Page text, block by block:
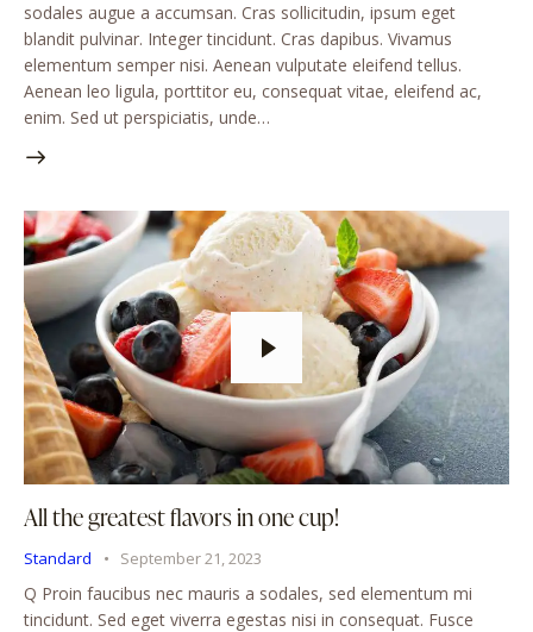
sodales augue a accumsan. Cras sollicitudin, ipsum eget
blandit pulvinar. Integer tincidunt. Cras dapibus. Vivamus
elementum semper nisi. Aenean vulputate eleifend tellus.
Aenean leo ligula, porttitor eu, consequat vitae, eleifend ac,
enim. Sed ut perspiciatis, unde…
All the greatest flavors in one cup!
Standard September 21, 2023
Q Proin faucibus nec mauris a sodales, sed elementum mi
tincidunt. Sed eget viverra egestas nisi in consequat. Fusce